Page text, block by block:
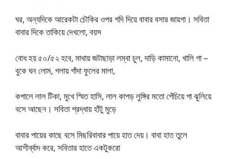
ঘর, অন্যদিকে আরেকটা চৌকির ওপর গদি দিয়ে বাবার বসার জায়গা। সবিতা
বাবার দিকে তাকিয়ে দেখলো, বয়স
বোধ হয় ৫০/৫২ হবে, মাথায় জটাছাড়া লম্বা চুল, দাড়ি কামানো, খালি গা –
বুকে ঘন লোম, গলায় গাঁদা ফুলের মালা,
কপালে লাল টিকা, মুখে স্মিত হাসি, লাল কাপড় লুঙ্গির মতো পেঁচিয়ে পা ঝুলিয়ে
বসে আছেন। সবিতা শ্রদ্ধায় হাঁটু মুড়ে
বাবার পায়ের কাছে বসে মিছরিবাবার পায়ে হাত দেয়। বাবা হাত তুলে
আশীর্ব্বাদ করে, সবিতার হাতে একটুকরো